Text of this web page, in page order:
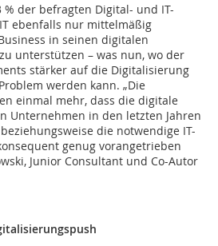
der befragten Digital- und IT-
ebenfalls nur mittelmäßig
in seinen digitalen
unterstützen – was nun, wo der
stärker auf die Digitalisierung
werden kann. „Die
einmal mehr, dass die digitale
Unternehmen in den letzten Jahren
die notwendige IT-
genug vorangetrieben
Junior Consultant und Co-Autor